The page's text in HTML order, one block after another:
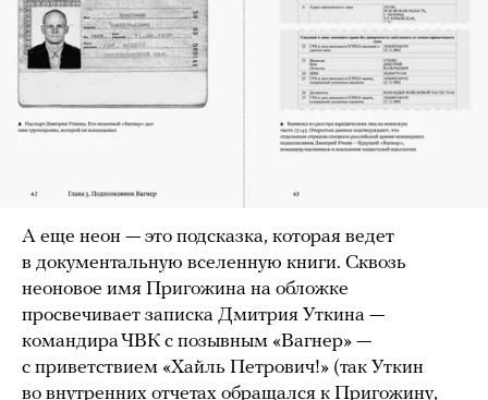
А еще неон — это подсказка, которая ведет
в документальную вселенную книги. Сквозь
неоновое имя Пригожина на обложке
просвечивает записка Дмитрия Уткина —
командира ЧВК с позывным «Вагнер» —
с приветствием «Хайль Петрович!» (так Уткин
во внутренних отчетах обращался к Пригожину,